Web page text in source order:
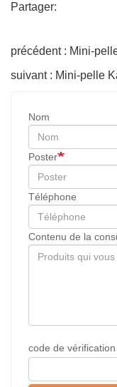
Partager:
Nom
Poster
Téléphone
Contenu de la
code de vérification